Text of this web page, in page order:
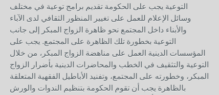
التوعية يجب على الحكومة تقديم برامج توعية في مختلف
وسائل الإعلام للعمل على تغيير المنظور الثقافي لدى الآباء
والأبناء داخل المجتمع نحو ظاهرة الزواج المبكر إلى جانب
التوعية بخطورة تلك الظاهرة على المجتمع. يجب على
المؤسسات الدينية العمل على مناهضة الزواج المبكر، من خلال
التوعية والتثقيف في الخطب والمحاضرات الدينية بأضرار الزواج
المبكر، وخطورته على المجتمع، وتفنيد الأباطيل الفقهية المتعلقة
بالظاهرة يجب أن تقوم الحكومة بتنظيم الندوات والورش